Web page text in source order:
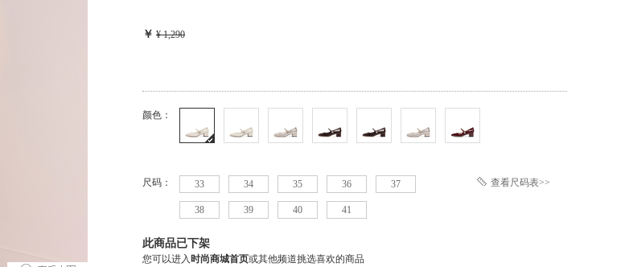
￥ ¥ 1,290
颜色：
尺码： 33 34 35 36 37
38 39 40 41
查看尺码表>>
此商品已下架
您可以进入 时尚商城首页或其他频道挑选喜欢的商品